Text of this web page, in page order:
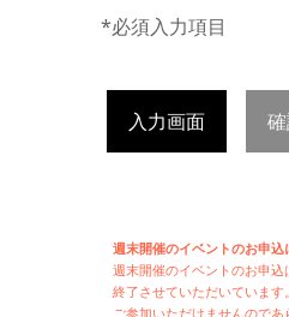
*必須入力項目
入力画面
週末開催のイベントのお申込
週末開催のイベントのお申込
終了させていただいていま
ご参加いただけませんので